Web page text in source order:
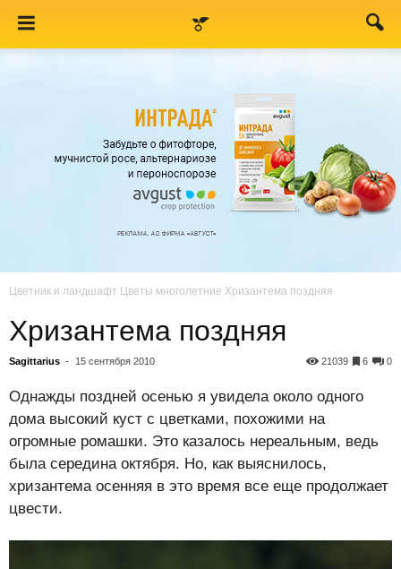
Цветник и ландшафт Цветы многолетние Хризантема поздняя
Хризантема поздняя
Sagittarius - 15 сентября 2010 0
6
21039
Однажды поздней осенью я увидела около одного
дома высокий куст с цветками, похожими на
огромные ромашки. Это казалось нереальным, ведь
была середина октября. Но, как выяснилось,
хризантема осенняя в это время все еще продолжает
цвести.